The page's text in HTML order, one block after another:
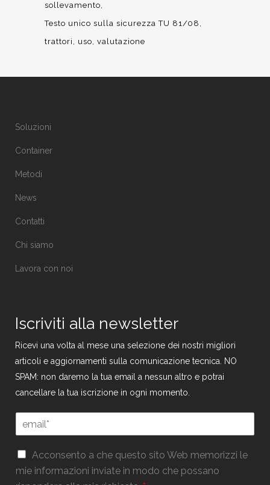
sollevamento
Testo unico sulla sicurezza TU 81/08
trattori
uso valutazione
Soluzioni
Container
Metodi
News
Contatti
Chi siamo
Lavora con noi
Iscriviti alla newsletter
Ricevi una volta al mese una selezione dei nostri migliori
articoli e aggiornamenti sulla comunicazione tecnica. NO
SPAM: non daremo la tua email a nessun altro e potrai
cancellare la tua iscrizione in ogni momento.
m
l
*
E
m
a
G
P
Acconsento a che questo sito Web memorizzi le
mie informazioni inviate in modo che possano